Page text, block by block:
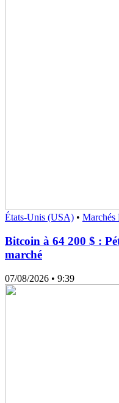
États-Unis (USA) • Marchés
Bitcoin à 64 200 $ :
marché
07/08/2026 • 9:39